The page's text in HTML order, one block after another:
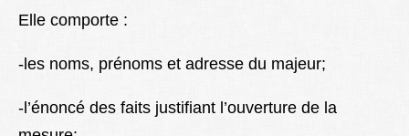
Elle comporte :
-les noms, prénoms et adresse du majeur;
-l’énoncé des faits justifiant l’ouverture de la